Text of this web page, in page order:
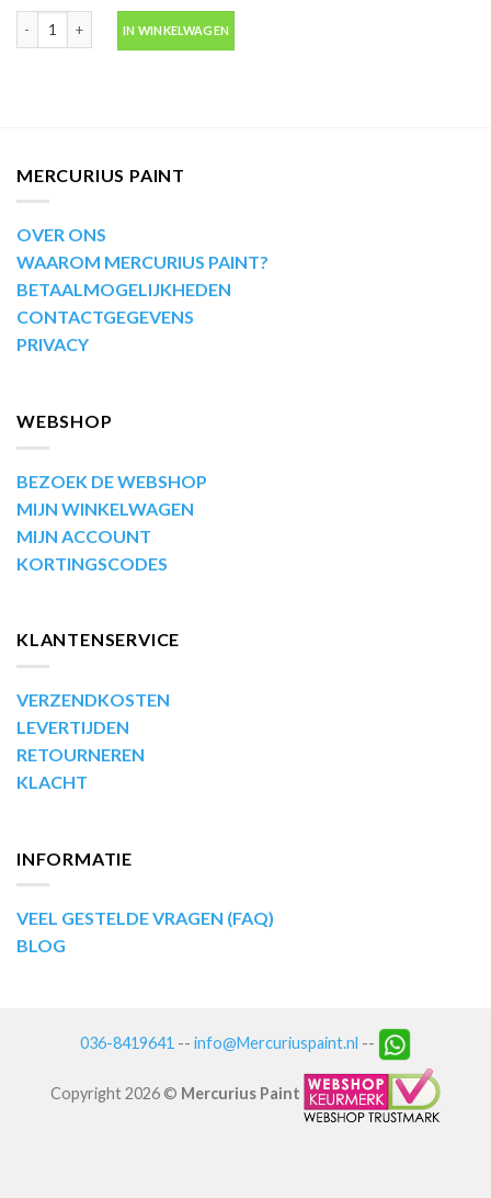
MTN Hardcore Prometheus Orange RV-210 HC2 in 400ml spuitbus aantal
IN WINKELWAGEN
MERCURIUS PAINT
OVER ONS
WAAROM MERCURIUS PAINT?
BETAALMOGELIJKHEDEN
CONTACTGEGEVENS
PRIVACY
WEBSHOP
BEZOEK DE WEBSHOP
MIJN WINKELWAGEN
MIJN ACCOUNT
KORTINGSCODES
KLANTENSERVICE
VERZENDKOSTEN
LEVERTIJDEN
RETOURNEREN
KLACHT
INFORMATIE
VEEL GESTELDE VRAGEN (FAQ)
BLOG
036-8419641 -- info@Mercuriuspaint.nl --
Copyright 2026 © Mercurius Paint